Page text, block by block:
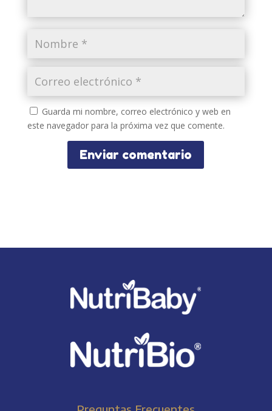
Guarda mi nombre, correo electrónico y web en
este navegador para la próxima vez que comente.
Enviar comentario